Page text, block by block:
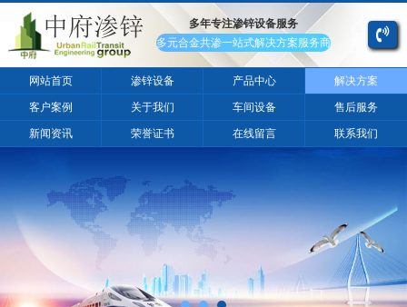
多年专注渗锌设备服务
多元合金共渗一站式解决方案服务商
网站首页 渗锌设备 产品中心 解决方案
客户案例 关于我们 车间设备 售后服务
新闻资讯 荣誉证书 在线留言 联系我们